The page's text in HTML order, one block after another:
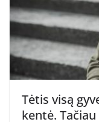
Tėtis visą
kentė.